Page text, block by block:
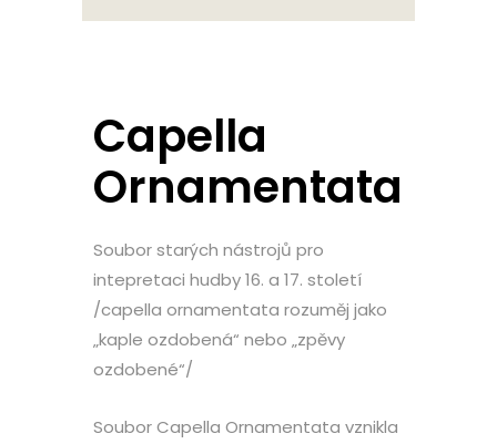
Capella
Ornamentata
Soubor starých nástrojů pro
intepretaci hudby 16. a 17. století
/capella ornamentata rozuměj jako
„kaple ozdobená“ nebo „zpěvy
ozdobené“/
Soubor Capella Ornamentata vznikla